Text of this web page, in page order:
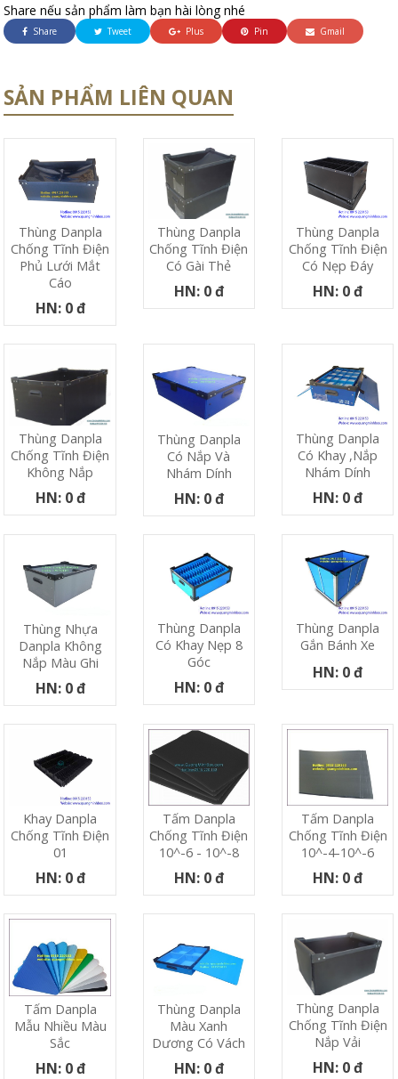
Share nếu sản phẩm làm bạn hài lòng nhé
Share Tweet Plus Pin Gmail
SẢN PHẨM LIÊN QUAN
Thùng Danpla
Chống Tĩnh Điện
Phủ Lưới Mắt
Cáo
HN: 0 đ
Thùng Danpla
Chống Tĩnh Điện
Có Gài Thẻ
HN: 0 đ
Thùng Danpla
Chống Tĩnh Điện
Có Nẹp Đáy
HN: 0 đ
Thùng Danpla
Chống Tĩnh Điện
Không Nắp
HN: 0 đ
Thùng Danpla
Có Nắp Và
Nhám Dính
HN: 0 đ
Thùng Danpla
Có Khay ,nắp
Nhám Dính
HN: 0 đ
Thùng Nhựa
Danpla Không
Nắp Màu Ghi
HN: 0 đ
Thùng Danpla
Có Khay Nẹp 8
Góc
HN: 0 đ
Thùng Danpla
Gắn Bánh Xe
HN: 0 đ
Khay Danpla
Chống Tĩnh Điện
01
HN: 0 đ
Tấm Danpla
Chống Tĩnh Điện
10^-6 - 10^-8
HN: 0 đ
Tấm Danpla
Chống Tĩnh Điện
10^-4-10^-6
HN: 0 đ
Tấm Danpla
Mẫu Nhiều Màu
Sắc
HN: 0 đ
Thùng Danpla
Màu Xanh
Dương Có Vách
HN: 0 đ
Thùng Danpla
Chống Tĩnh Điện
Nắp Vải
HN: 0 đ